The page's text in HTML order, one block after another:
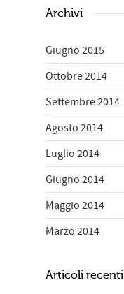
Archivi
Giugno 2015
Ottobre 2014
Settembre 2014
Agosto 2014
Luglio 2014
Giugno 2014
Maggio 2014
Marzo 2014
Articoli recenti